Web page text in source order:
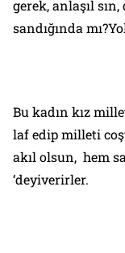
gerek, anlaşıl
sandığında
Bu kadın kız
laf edip milleti
akıl olsun, hem
‘deyiverirler.